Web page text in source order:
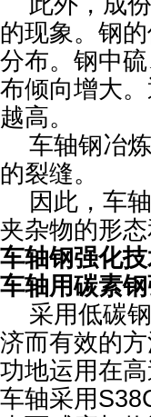
的现象。钢
分布。钢中
布倾向增大
越高。
车轴钢冶炼
的裂缝。
因此，车轴
夹杂物的形
车轴钢强化
车轴用碳素
采用低碳钢
济而有效的
功地运用在
车轴采用